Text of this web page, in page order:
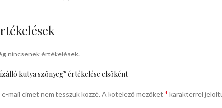
nincsenek értékelések.
kutya szőnyeg” értékelése elsőként
e-mail címet nem tesszük közzé. A kötelező mezőket * karakterrel